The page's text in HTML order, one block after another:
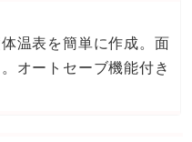
温表を簡単に作成。面
オートセーブ機能付き